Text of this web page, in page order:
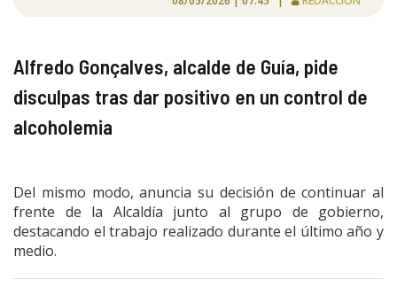
Alfredo Gonçalves, alcalde de Guía, pide
disculpas tras dar positivo en un control de
alcoholemia
Del mismo modo, anuncia su decisión de continuar al
frente de la Alcaldía junto al grupo de gobierno,
destacando el trabajo realizado durante el último año y
medio.